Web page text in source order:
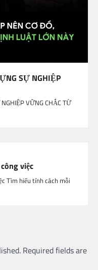
SỰ NGHIỆP
VỮNG CHẮC TỪ
việc
Tìm hiểu tính cách mỗi
Required fields are